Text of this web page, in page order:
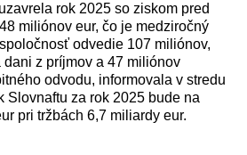
rok 2025 so ziskom pred
miliónov eur, čo je medziročný
odvedie 107 miliónov,
z príjmov a 47 miliónov
odvodu, informovala v stredu
Slovnaftu za rok 2025 bude na
pri tržbách 6,7 miliardy eur.